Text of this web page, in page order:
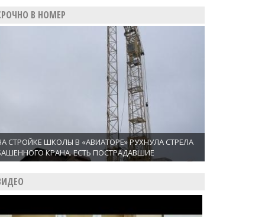
В НОМЕР
СТРОЙКЕ ШКОЛЫ В «АВИАТОРЕ» РУХНУЛА СТРЕЛА
КРАНА. ЕСТЬ ПОСТРАДАВШИЕ